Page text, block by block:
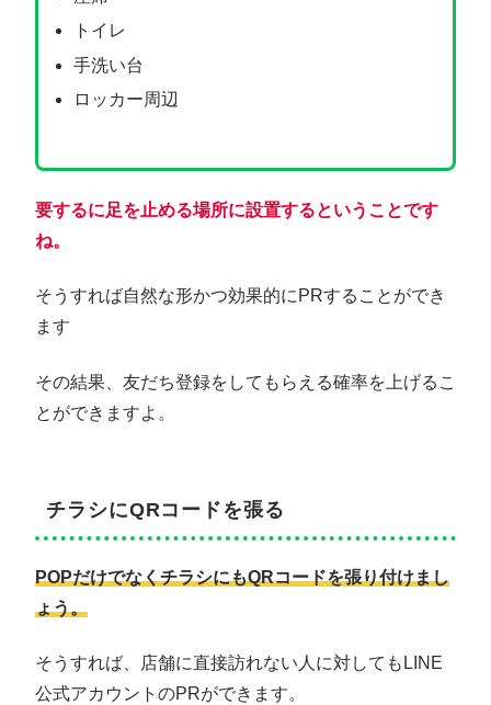
トイレ
手洗い台
ロッカー周辺
要するに足を止める場所に設置するということです
ね。
そうすれば自然な形かつ効果的にPRすることができ
ます
その結果、友だち登録をしてもらえる確率を上げるこ
とができますよ。
チラシにQRコードを張る
POPだけでなくチラシにもQRコードを張り付けまし
ょう。
そうすれば、店舗に直接訪れない人に対してもLINE
公式アカウントのPRができます。